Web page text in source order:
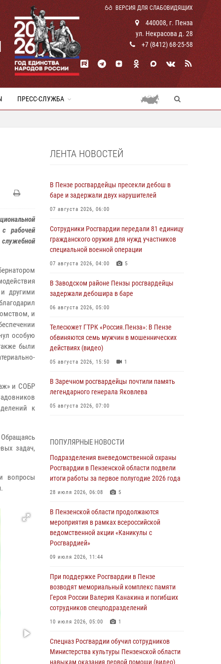
ВЕРСИЯ ДЛЯ СЛАБОВИДЯЩИХ
440008, г. Пенза
ул. Некрасова д. 28
+7 (8412) 68-25-58
ПРЕСС-СЛУЖБА
рабочей
другими
и
особую
были
и СОБР
к
задач,
вопросы
ЛЕНТА НОВОСТЕЙ
В Пензе росгвардейцы пресекли дебош в
баре и задержали двух нарушителей
07 августа 2026, 06:00
Сотрудники Росгвардии передали 81 единицу
гражданского оружия для нужд участников
специальной военной операции
07 августа 2026, 04:00 5
В Заводском районе Пензы росгвардейцы
задержали дебошира в баре
06 августа 2026, 05:00
Телесюжет ГТРК «Россия.Пенза»: В Пензе
обвиняются семь мужчин в мошеннических
действиях (видео)
05 августа 2026, 15:50 1
В Заречном росгвардейцы почтили память
легендарного генерала Яковлева
05 августа 2026, 07:00
с вооружением и техникой Росгвардии
05 августа 2026, 06:15 6
В Пензе сотрудники Росгвардии оказали
помощь дезориентированному пенсионеру
В Пензе при силовой поддержке Росгвардии
пресечена деятельность ОПГ,
маскировавшейся под реабилитационный
центр (видео)
В Управлении Росгвардии по Пензенской
области подвели итоги работы за первое
полугодие 2026 года
04 августа 2026, 06:08
Росгвардия обеспечила безопасность
праздничных мероприятий в День ВДВ в
ПОПУЛЯРНЫЕ НОВОСТИ
Подразделения вневедомственной охраны
Росгвардии в Пензенской области подвели
итоги работы за первое полугодие 2026 года
28 июля 2026, 06:08 5
В Пензенской области продолжаются
мероприятия в рамках всероссийской
ведомственной акции «Каникулы с
Росгвардией»
09 июля 2026, 11:44
При поддержке Росгвардии в Пензе
возводят мемориальный комплекс памяти
Героя России Валерия Канакина и погибших
сотрудников спецподразделений
10 июля 2026, 05:00 1
Спецназ Росгвардии обучил сотрудников
Министерства культуры Пензенской области
навыкам оказания первой помощи (видео)